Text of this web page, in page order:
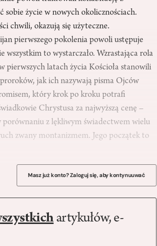
sobie życie w nowych okolicznościach.
chwili, okazują się użyteczne.
pierwszego pokolenia powoli ustępuje
to wystarczało. Wzrastająca rola
pierwszych latach życia Kościoła stanowili
jak ich nazywają pisma Ojców
który krok po kroku potrafi
Chrystusa za najwyższą cenę –
z lękliwym świadectwem wielu
zwany montanizmem. Jego początek to
Masz już konto? Zaloguj się, aby kontynuuwać
artykułów, e-